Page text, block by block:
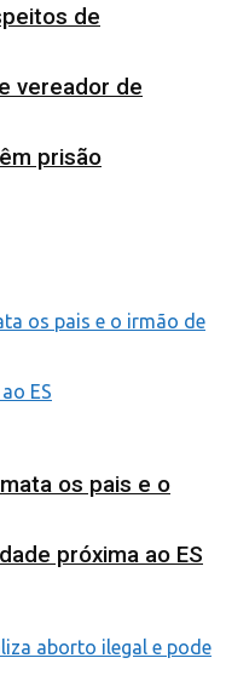
de
vereador de
prisão
os pais e o
próxima ao ES